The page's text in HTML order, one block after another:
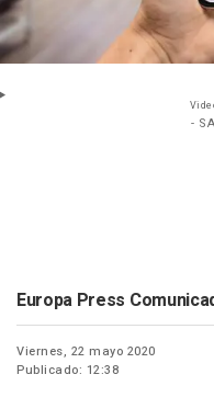
-
Europa Press
Viernes, 22 mayo 2020
Publicado: 12:38